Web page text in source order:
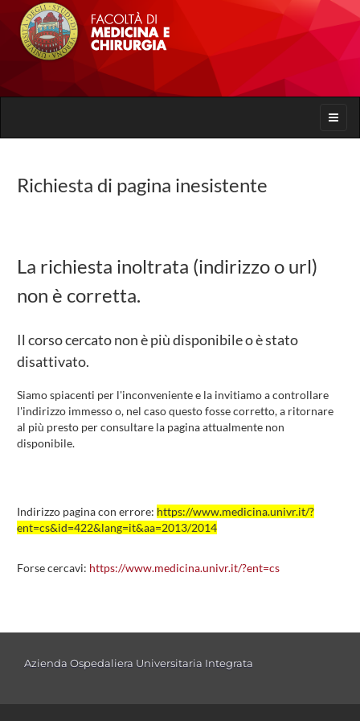
Toggle
Richiesta di pagina inesistente
La richiesta inoltrata (indirizzo o url)
non è corretta.
Il corso cercato non è più disponibile o è stato
disattivato.
Siamo spiacenti per l'inconveniente e la invitiamo a controllare
l'indirizzo immesso o, nel caso questo fosse corretto, a ritornare
al più presto per consultare la pagina attualmente non
disponibile.
Indirizzo pagina con errore: https://www.medicina.univr.it/?
ent=cs&id=422&lang=it&aa=2013/2014
Forse cercavi: https://www.medicina.univr.it/?ent=cs
Azienda Ospedaliera Universitaria Integrata